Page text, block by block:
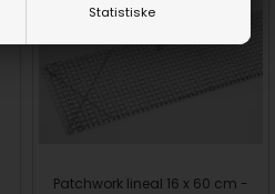
Statistiske
Patchwork lineal 16 x 60 cm -